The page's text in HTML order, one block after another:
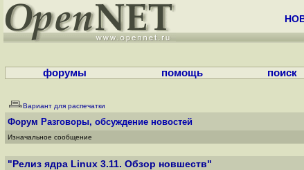
форумы помощь поиск
Вариант для распечатки
Форум Разговоры, обсуждение новостей
Изначальное сообщение
"Релиз ядра Linux 3.11. Обзор новшеств"